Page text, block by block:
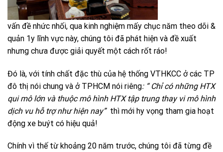
vấn đề nhức nhối, qua kinh nghiệm mấy chục năm theo dõi &
quản 1y lĩnh vực này, chúng tôi đã phát hiện và đề xuất
nhưng chưa được giải quyết một cách rốt ráo!
Đó là, với tính chất đặc thù của hệ thống VTHKCC ở các TP
đô thị nói chung và ở TPHCM nói riêng: “ Chỉ có những HTX
qui mô lớn và thuộc mô hình HTX tập trung thay vi mô hình
dịch vu hỗ trợ như hiện nay”thì mới hy vọng tham gia hoạt
động xe buýt có hiệu quả!
Chính vì thế từ khoảng 20 năm trước, chúng tôi đã từng đề